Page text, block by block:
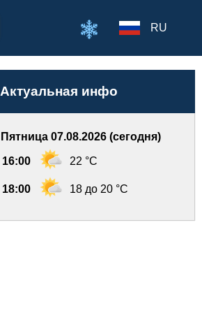
RU
Актуальная инфо
Пятница 07.08.2026 (сегодня)
16:00 22 °C
18:00 18 до 20 °C